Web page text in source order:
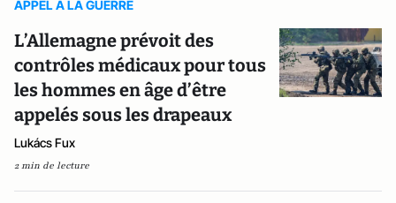
APPEL A LA GUERRE
L’Allemagne prévoit des
contrôles médicaux pour tous
les hommes en âge d’être
appelés sous les drapeaux
Lukács Fux
2 min de lecture